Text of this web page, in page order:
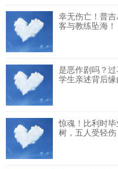
幸无伤亡！普
客与教练坠海！
是恶作剧吗？
学生亲述背后缘
惊魂！比利时
树，五人受轻